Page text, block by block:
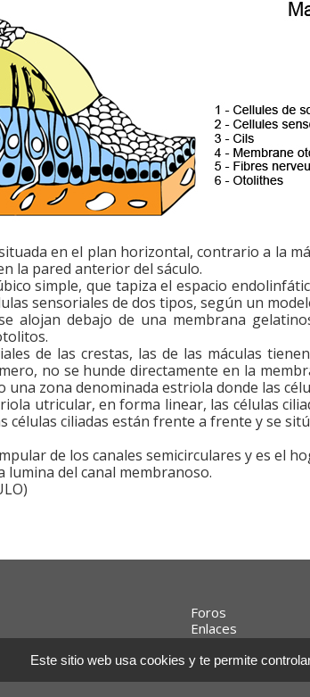
Este sitio web usa cookies y te permite
en el plan horizontal, contrario a la
la pared anterior del sáculo.
simple, que tapiza el espacio
sensoriales de dos tipos, según un
alojan debajo de una membrana
de las crestas, las de las máculas
no se hunde directamente en la
una zona denominada estriola donde las
utricular, en forma linear, las células
células ciliadas están frente a frente y se
de los canales semicirculares y es el
del canal membranoso.
Foros
Enlaces